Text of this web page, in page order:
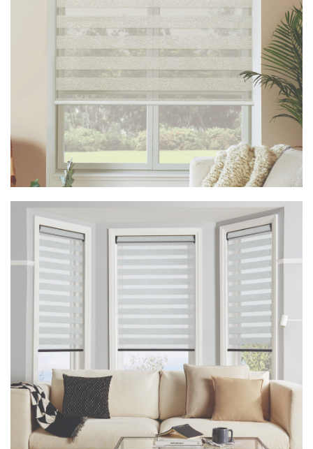
Vision Arrezzo White
Vision Ecco Cashmere